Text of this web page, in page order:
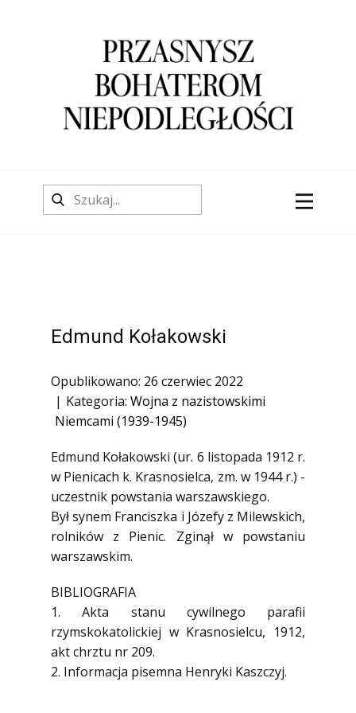
O stronie
Aktualności
O autorze
Wojny napoleońskie
1921 r.
Ofiary zbrodni katyńskiej
Antykomunistyczne podziemie
Opozycja demokratyczna w PRL
Artyści
Badacze
Społecznicy
Edmund Kołakowski
Opublikowano: 26 czerwiec 2022
Kategoria: Wojna z nazistowskimi
Niemcami (1939-1945)
Edmund Kołakowski (ur. 6 listopada 1912 r.
w Pienicach k. Krasnosielca, zm. w 1944 r.) -
uczestnik powstania warszawskiego.
Był synem Franciszka i Józefy z Milewskich,
rolników z Pienic. Zginął w powstaniu
warszawskim.
BIBLIOGRAFIA
1. Akta stanu cywilnego parafii
rzymskokatolickiej w Krasnosielcu, 1912,
akt chrztu nr 209.
2. Informacja pisemna Henryki Kaszczyj.